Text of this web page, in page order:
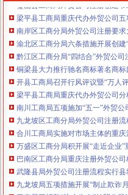
梁平县工商局重庆代办外贸公司五
南岸区工商分局外贸公司注册要求
渝北区工商分局六条措施开展创建
黔江区工商分局“四结合”外贸公司
铜梁县大力推行驰名商标著名商标
开县工商局召开行风评议暨“万人
梁平县工商局重庆代办外贸公司分
南川工商局五项施加“五一”外贸公
九龙坡区工商分局外贸公司注册流
合川工商局实施对市场主体的重庆
万盛区工商分局积开展“走近企业”
巴南区工商分局重庆注册外贸公司
武隆县局外贸公司注册流程实行县
九龙坡局五项措施开展“制止欺诈
巴南局三招整“注水牛肉”外贸公司